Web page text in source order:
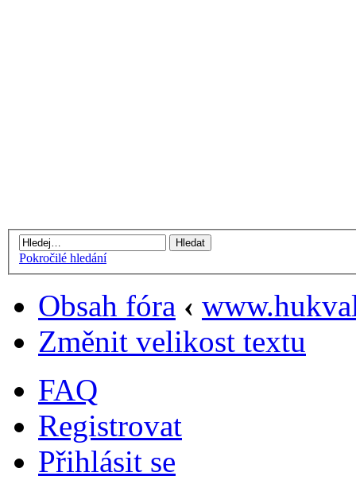
Pokročilé hledání
Obsah fóra ‹
Změnit velikost textu
FAQ
Registrovat
Přihlásit se